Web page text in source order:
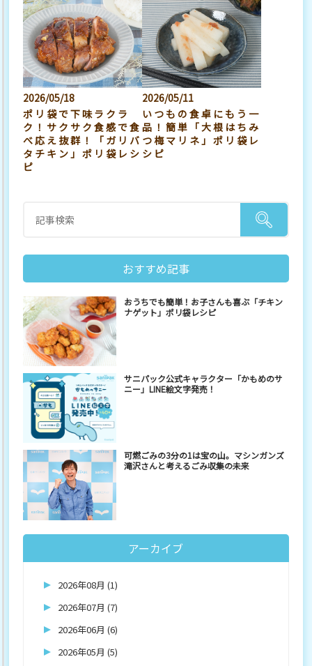
2026/05/18
ポリ袋で下味ラクラ
ク！サクサク食感で食
べ応え抜群！「ガリバ
タチキン」ポリ袋レシ
ピ
2026/05/11
いつもの食卓にもう一
品！簡単「大根はちみ
つ梅マリネ」ポリ袋レ
シピ
おすすめ記事
おうちでも簡単！お子さんも喜ぶ「チキン
ナゲット」ポリ袋レシピ
サニパック公式キャラクター「かもめのサ
ニー」LINE絵文字発売！
可燃ごみの3分の1は宝の山。マシンガンズ
滝沢さんと考えるごみ収集の未来
アーカイブ
2026年08月 (1)
2026年07月 (7)
2026年06月 (6)
2026年05月 (5)